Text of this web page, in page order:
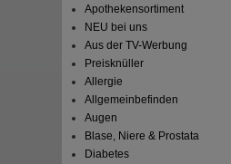
Apothekensortiment
NEU bei uns
Aus der TV-Werbung
Preisknüller
Allergie
Allgemeinbefinden
Augen
Blase, Niere & Prostata
Diabetes